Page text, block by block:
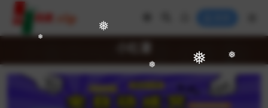
❅
❅
❅
❅
❅